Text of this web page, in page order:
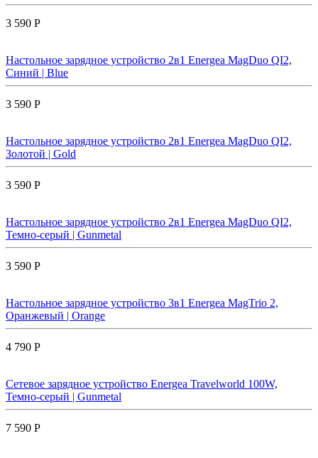
3 590 Р
Настольное зарядное устройство 2в1 Energea MagDuo QI2,
Синий | Blue
3 590 Р
Настольное зарядное устройство 2в1 Energea MagDuo QI2,
Золотой | Gold
3 590 Р
Настольное зарядное устройство 2в1 Energea MagDuo QI2,
Темно-серый | Gunmetal
3 590 Р
Настольное зарядное устройство 3в1 Energea MagTrio 2,
Оранжевый | Orange
4 790 Р
Сетевое зарядное устройство Energea Travelworld 100W,
Темно-серый | Gunmetal
7 590 Р